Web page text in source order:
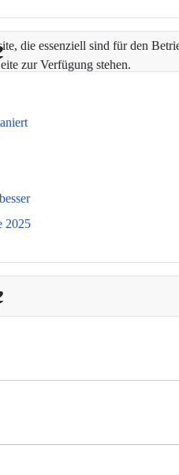
2025
die essenziell sind für den
zur Verfügung stehen.